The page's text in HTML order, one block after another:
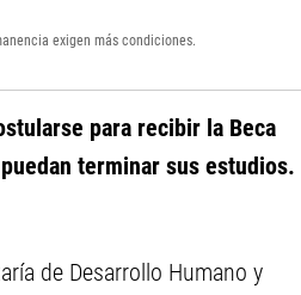
exigen más condiciones.
para recibir la Beca
terminar sus estudios.
de Desarrollo Humano y